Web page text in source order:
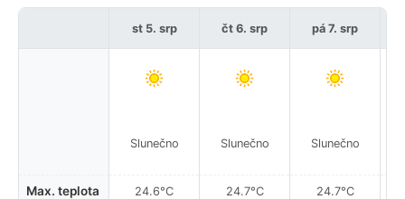
Max. teplota
st 5. srp
Slunečno
24.6°C
čt 6. srp
Slunečno
24.7°C
pá 7. srp
Slunečno
24.7°C